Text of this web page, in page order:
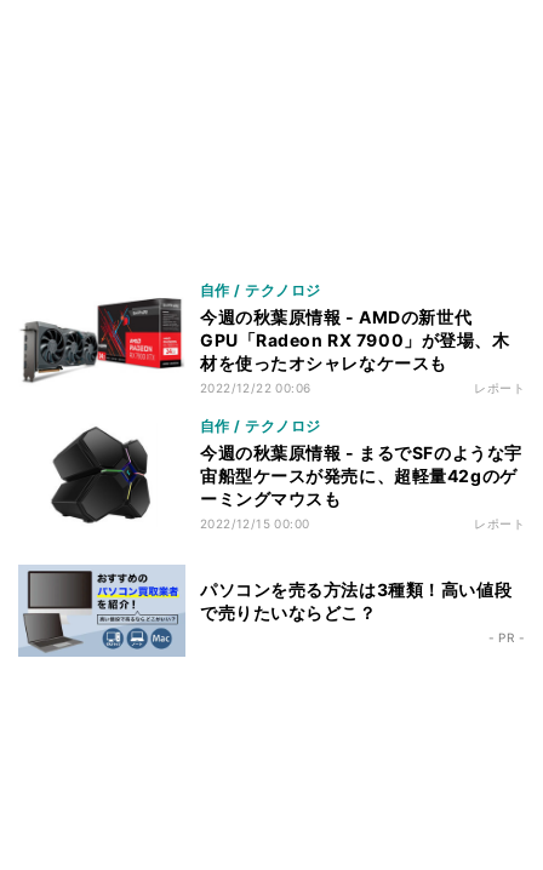
自作 / テクノロジ
今週の秋葉原情報 - AMDの新世代
GPU「Radeon RX 7900」が登場、木
材を使ったオシャレなケースも
2022/12/22 00:06 レポート
自作 / テクノロジ
今週の秋葉原情報 - まるでSFのような宇
宙船型ケースが発売に、超軽量42gのゲ
ーミングマウスも
2022/12/15 00:00 レポート
パソコンを売る方法は3種類！高い値段
で売りたいならどこ？
- PR -